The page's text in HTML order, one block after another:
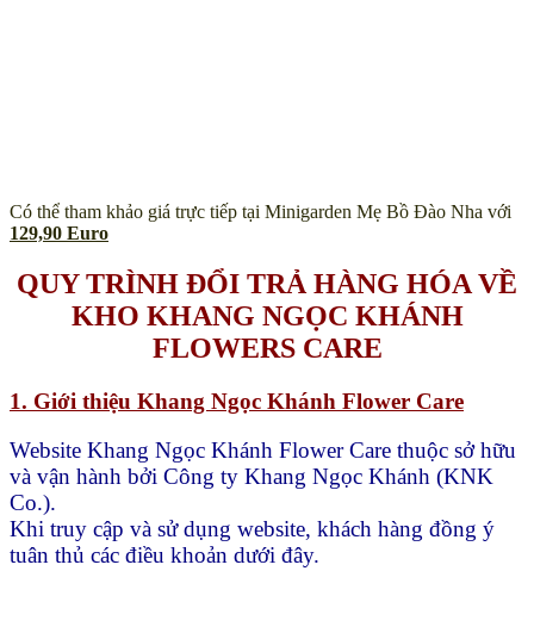
Có thể tham khảo giá trực tiếp tại Minigarden Mẹ Bồ Đào Nha với
129,90 Euro
QUY TRÌNH ĐỔI TRẢ HÀNG HÓA VỀ
KHO KHANG NGỌC KHÁNH
FLOWERS CARE
1. Giới thiệu Khang Ngọc Khánh Flower Care
Website Khang Ngọc Khánh Flower Care thuộc sở hữu
và vận hành bởi Công ty Khang Ngọc Khánh (KNK
Co.).
Khi truy cập và sử dụng website, khách hàng đồng ý
tuân thủ các điều khoản dưới đây.